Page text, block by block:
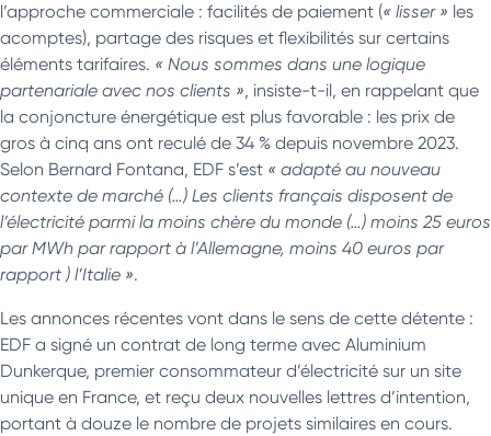
l’approche commerciale : facilités de paiement (« lisser » les
acomptes), partage des risques et flexibilités sur certains
éléments tarifaires. « Nous sommes dans une logique
partenariale avec nos clients », insiste-t-il, en rappelant que
la conjoncture énergétique est plus favorable : les prix de
gros à cinq ans ont reculé de 34 % depuis novembre 2023.
Selon Bernard Fontana, EDF s’est « adapté au nouveau
contexte de marché (…) Les clients français disposent de
l’électricité parmi la moins chère du monde (…) moins 25 euros
par MWh par rapport à l’Allemagne, moins 40 euros par
rapport ) l’Italie ».
Les annonces récentes vont dans le sens de cette détente :
EDF a signé un contrat de long terme avec Aluminium
Dunkerque, premier consommateur d’électricité sur un site
unique en France, et reçu deux nouvelles lettres d’intention,
portant à douze le nombre de projets similaires en cours.